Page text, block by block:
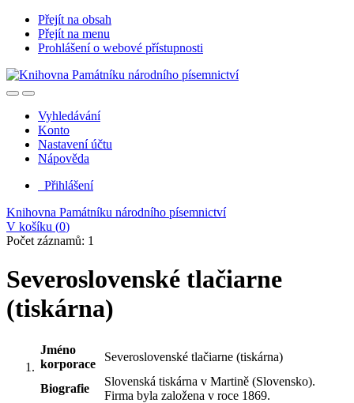
Přejít na obsah
Přejít na menu
Prohlášení o webové přístupnosti
Vyhledávání
Konto
Nastavení účtu
Nápověda
Přihlášení
Knihovna Památníku národního písemnictví
V košíku (0)
Počet záznamů: 1
Severoslovenské tlačiarne
(tiskárna)
Jméno
korporace
Severoslovenské tlačiarne (tiskárna)
Biografie
Slovenská tiskárna v Martině (Slovensko).
Firma byla založena v roce 1869.